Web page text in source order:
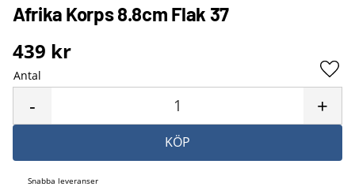
Afrika Korps 8.8cm Flak 37
439 kr
Antal
+
-
KÖP
Snabba leveranser